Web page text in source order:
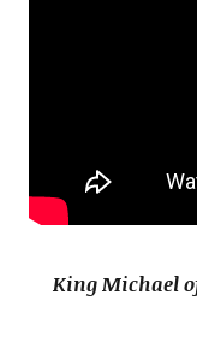
King Michael